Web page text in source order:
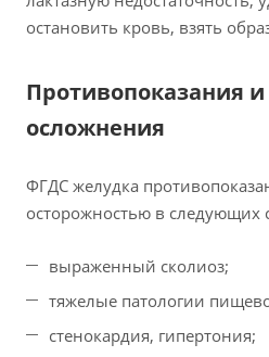
остановить кровь, взять
Противопоказания
осложнения
ФГДС желудка
осторожностью в следующих
выраженный сколиоз;
тяжелые патологии
стенокардия, гипертония;